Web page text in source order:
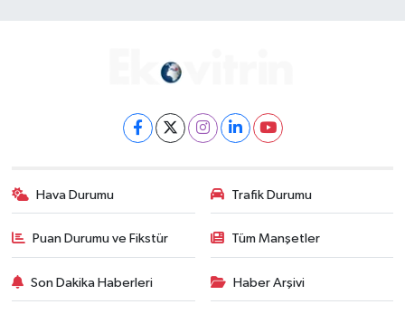
Hava Durumu Trafik Durumu
Puan Durumu ve Fikstür Tüm Manşetler
Son Dakika Haberleri Haber Arşivi